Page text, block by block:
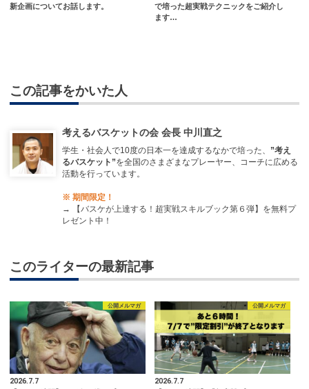
新企画についてお話します。
で培った超実戦テクニックをご紹介し
ます…
この記事をかいた人
考えるバスケットの会 会長 中川直之
学生・社会人で10度の日本一を達成するなかで培った、 ”考え
るバスケット”を全国のさまざまなプレーヤー、コーチに広める
活動を行っています。
※ 期間限定！
→
【バスケが上達する！超実戦スキルブック第６弾】を無料プ
レゼント中！
このライターの最新記事
公開メルマガ
2026.7.7
公開メルマガ
2026.7.7